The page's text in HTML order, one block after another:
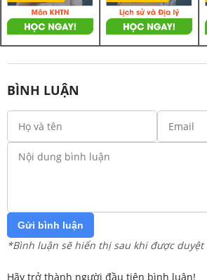
BÌNH LUẬN
Gửi bình luận
*Bình luận sẽ hiển thị sau khi được duyệt
Hãy trở thành người đầu tiên bình luận!